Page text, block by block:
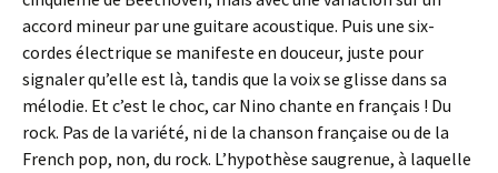
accord mineur par une guitare acoustique. Puis une six-
cordes électrique se manifeste en douceur, juste pour
signaler qu’elle est là, tandis que la voix se glisse dans sa
mélodie. Et c’est le choc, car Nino chante en français ! Du
rock. Pas de la variété, ni de la chanson française ou de la
French pop, non, du rock. L’hypothèse saugrenue, à laquelle